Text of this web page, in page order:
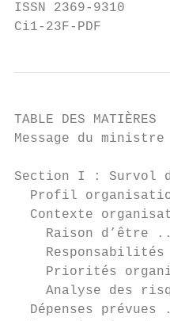
ISSN 2369-9310
Ci1-23F-PDF
TABLE DES MATIÈRES
Message du
Section I :
Profil
Contexte
Raison d’être
Priorités
Analyse des
Dépenses prévues